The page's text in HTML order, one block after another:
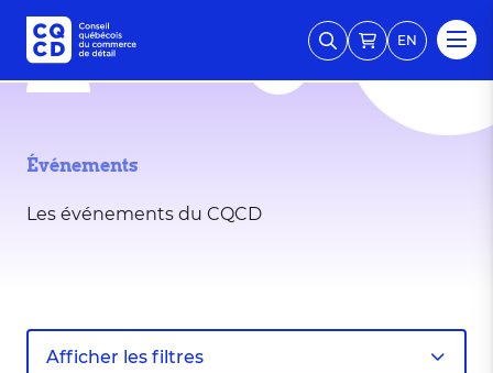
EN
Événements
Les événements du CQCD
Afficher les filtres